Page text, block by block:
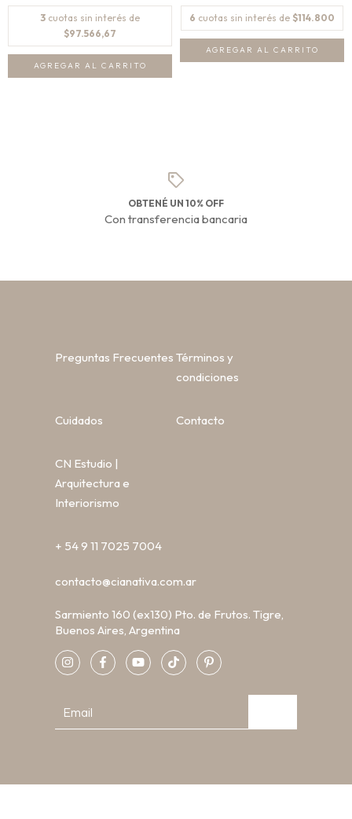
3 cuotas sin interés de
$97.566,67
6 cuotas sin interés de $114.800
OBTENÉ UN 10% OFF
Con transferencia bancaria
Preguntas Frecuentes Términos y
condiciones
Cuidados Contacto
CN Estudio |
Arquitectura e
Interiorismo
+ 54 9 11 7025 7004
contacto@cianativa.com.ar
Sarmiento 160 (ex130) Pto. de Frutos. Tigre,
Buenos Aires, Argentina